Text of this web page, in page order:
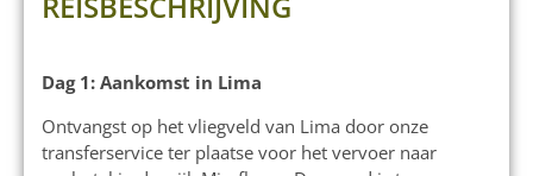
Dag 1: Aankomst in Lima
Ontvangst op het vliegveld van Lima door onze
transferservice ter plaatse voor het vervoer naar